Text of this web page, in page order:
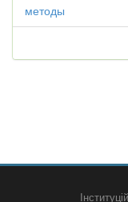
методы